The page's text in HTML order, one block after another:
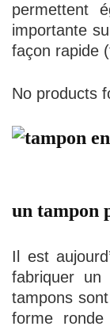
permettent
importante
façon rapide
No products
un tampon
Il est
fabriquer un
tampons
forme